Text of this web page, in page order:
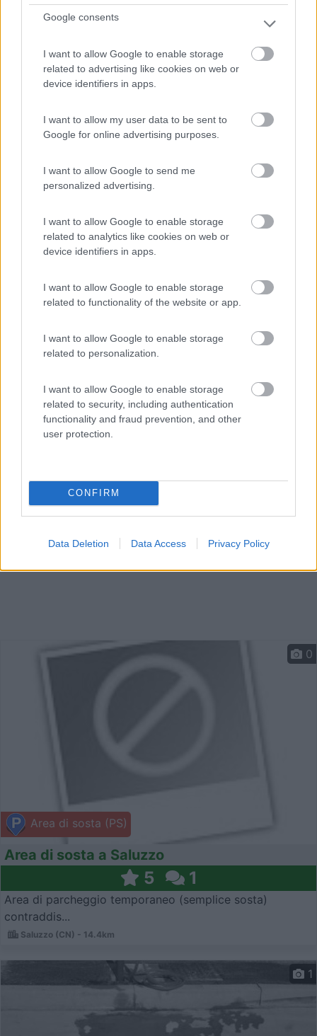
Google consents
I want to allow Google to enable storage
related to advertising like cookies on web or
device identifiers in apps.
I want to allow my user data to be sent to
Google for online advertising purposes.
I want to allow Google to send me
personalized advertising.
I want to allow Google to enable storage
related to analytics like cookies on web or
device identifiers in apps.
I want to allow Google to enable storage
related to functionality of the website or app.
I want to allow Google to enable storage
related to personalization.
I want to allow Google to enable storage
related to security, including authentication
functionality and fraud prevention, and other
user protection.
CONFIRM
Data Deletion Data Access Privacy Policy
Piazzale asfaltato, appena arrivati in paese a sinistra v...
Via Provinciale - fraz. Villa
Area Sosta Camper Saluzzo
Servizi / Posizione
Vicina al centro storico e alla pista ciclabile, area com...
Saluzzo (CN) - 13.8km
Via Olivero Matteo
Area di sosta (PS)
0
Area di sosta a Saluzzo
5 1
Area di parcheggio temporaneo (semplice sosta)
contraddis...
Saluzzo (CN) - 14.4km
1